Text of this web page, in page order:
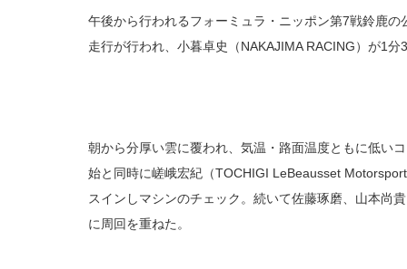
午後から行われるフォーミュラ・ニッポン第7戦鈴鹿
走行が行われ、小暮卓史（NAKAJIMA RACING）が1
朝から分厚い雲に覆われ、気温・路面温度ともに低い
始と同時に嵯峨宏紀（TOCHIGI LeBeausset
スインしマシンのチェック。続いて佐藤琢磨、山本尚
に周回を重ねた。